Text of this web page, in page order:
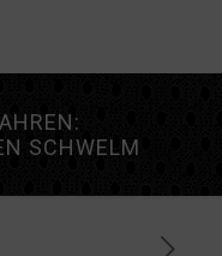
S
SCHWELM